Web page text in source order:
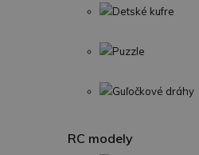
Detské kufre
Puzzle
Guľočkové dráhy
RC modely